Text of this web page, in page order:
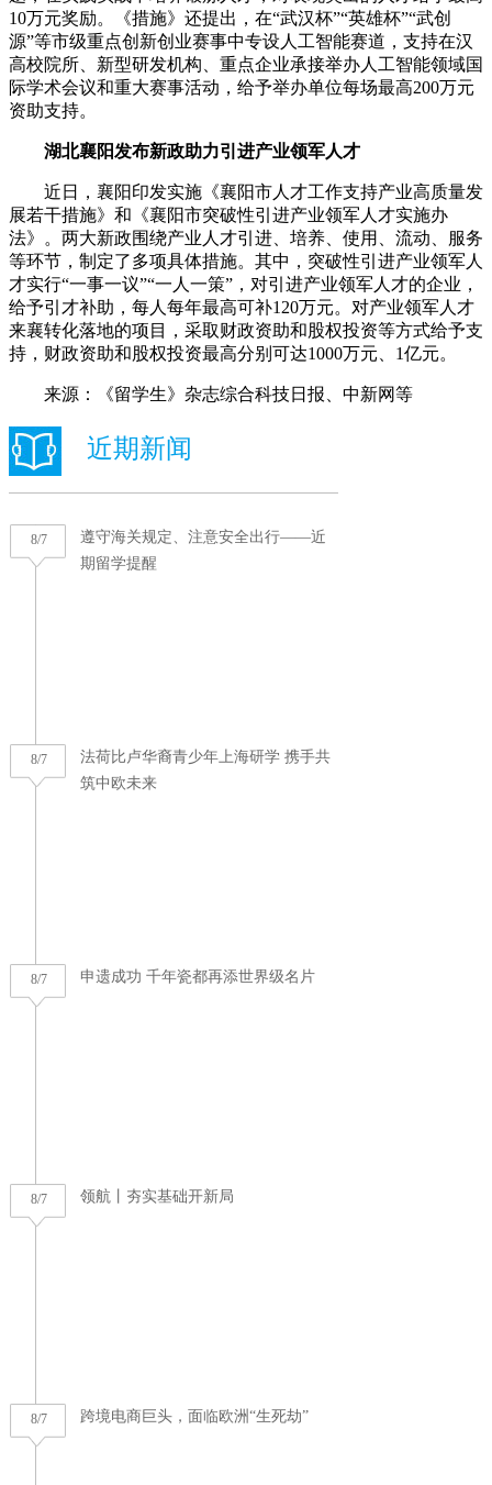
10万元奖励。《措施》还提出，在“武汉杯”“英雄杯”“武创
源”等市级重点创新创业赛事中专设人工智能赛道，支持在汉
高校院所、新型研发机构、重点企业承接举办人工智能领域国
际学术会议和重大赛事活动，给予举办单位每场最高200万元
资助支持。
湖北襄阳发布新政助力引进产业领军人才
近日，襄阳印发实施《襄阳市人才工作支持产业高质量发
展若干措施》和《襄阳市突破性引进产业领军人才实施办
法》。两大新政围绕产业人才引进、培养、使用、流动、服务
等环节，制定了多项具体措施。其中，突破性引进产业领军人
才实行“一事一议”“一人一策”，对引进产业领军人才的企业，
给予引才补助，每人每年最高可补120万元。对产业领军人才
来襄转化落地的项目，采取财政资助和股权投资等方式给予支
持，财政资助和股权投资最高分别可达1000万元、1亿元。
来源：《留学生》杂志综合科技日报、中新网等